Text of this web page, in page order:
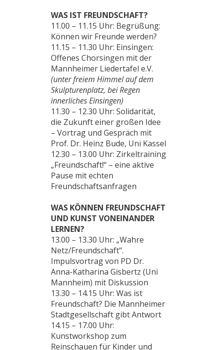
WAS IST FREUNDSCHAFT?
11.00 – 11.15 Uhr: Begrüßung:
Können wir Freunde werden?
11.15 – 11.30 Uhr: Einsingen:
Offenes Chorsingen mit der
Mannheimer Liedertafel e.V.
(unter freiem Himmel auf dem
Skulpturenplatz, bei Regen
innerliches Einsingen)
11.30 – 12.30 Uhr: Solidarität,
die Zukunft einer großen Idee
– Vortrag und Gespräch mit
Prof. Dr. Heinz Bude, Uni Kassel
12.30 – 13.00 Uhr: Zirkeltraining
„Freundschaft!“ – eine aktive
Pause mit echten
Freundschaftsanfragen
WAS KÖNNEN FREUNDSCHAFT
UND KUNST VONEINANDER
LERNEN?
13.00 – 13.30 Uhr: „Wahre
Netz/Freundschaft“.
Impulsvortrag von PD Dr.
Anna-Katharina Gisbertz (Uni
Mannheim) mit Diskussion
13.30 – 14.15 Uhr: Was ist
Freundschaft? Die Mannheimer
Stadtgesellschaft gibt Antwort
14.15 – 17.00 Uhr:
Kunstworkshop zum
Reinschauen für Kinder und